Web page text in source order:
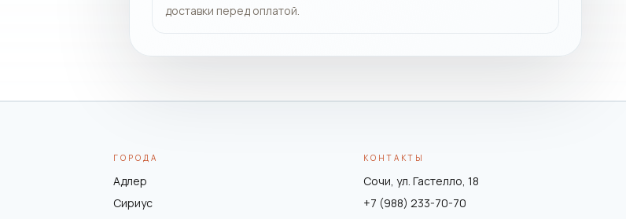
доставки перед оплатой.
ГОРОДА
Адлер
Сириус
КОНТАКТЫ
Сочи, ул. Гастелло, 18
+7 (988) 233-70-70